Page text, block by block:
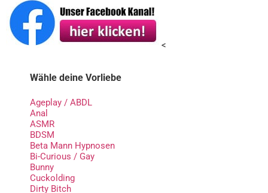
<
Wähle deine Vorliebe
Ageplay / ABDL
Anal
ASMR
BDSM
Beta Mann Hypnosen
Bi-Curious / Gay
Bunny
Cuckolding
Dirty Bitch